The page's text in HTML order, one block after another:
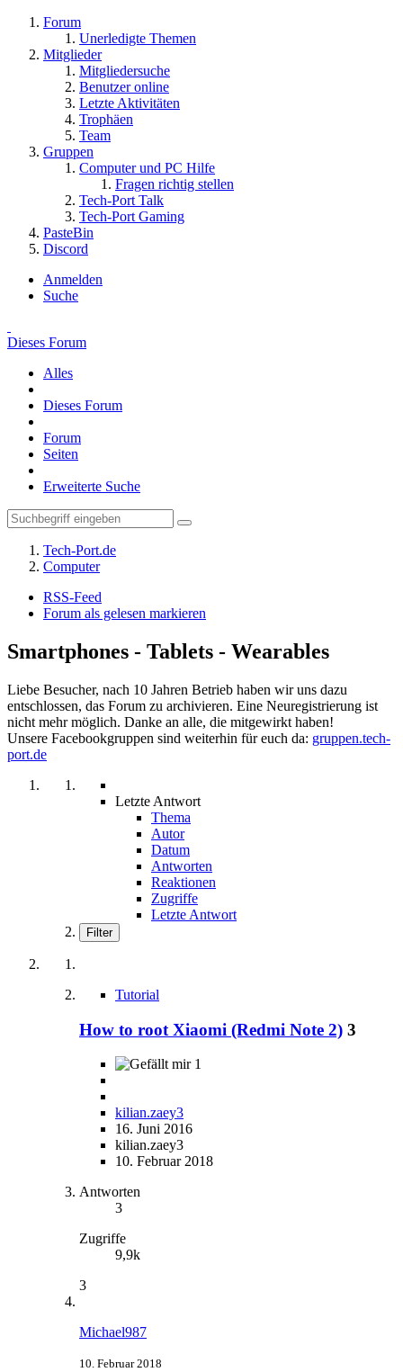
Forum
Unerledigte Themen
Mitglieder
Mitgliedersuche
Benutzer online
Letzte Aktivitäten
Trophäen
Team
Gruppen
Computer und PC Hilfe
Fragen richtig stellen
Tech-Port Talk
Tech-Port Gaming
PasteBin
Discord
Anmelden
Suche
Dieses Forum
Alles
Dieses Forum
Forum
Seiten
Erweiterte Suche
Tech-Port.de
Computer
RSS-Feed
Forum als gelesen markieren
Smartphones - Tablets - Wearables
Liebe Besucher, nach 10 Jahren Betrieb haben wir uns dazu
entschlossen, das Forum zu archivieren. Eine Neuregistrierung ist
nicht mehr möglich. Danke an alle, die mitgewirkt haben!
Unsere Facebookgruppen sind weiterhin für euch da: gruppen.tech-
port.de
Letzte Antwort
Thema
Autor
Datum
Antworten
Reaktionen
Zugriffe
Letzte Antwort
Filter
Tutorial
How to root Xiaomi (Redmi Note 2) 3
1
kilian.zaey3
16. Juni 2016
kilian.zaey3
10. Februar 2018
Antworten
3
Zugriffe
9,9k
3
Michael987
10. Februar 2018